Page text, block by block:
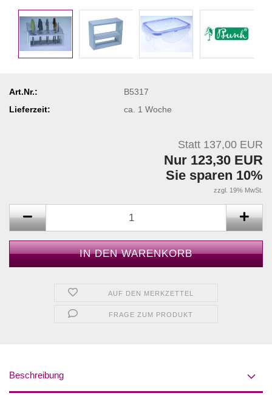
Art.Nr.:
B5317
Lieferzeit:
ca. 1 Woche
Statt 137,00 EUR
Nur 123,30 EUR
Sie sparen 10%
zzgl. 19% MwSt.
AUF DEN MERKZETTEL
FRAGE ZUM PRODUKT
Beschreibung